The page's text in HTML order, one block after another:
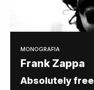
MONOGRAFIA
Frank Zappa
Absolutely free